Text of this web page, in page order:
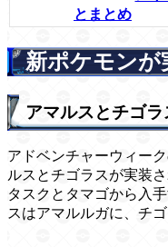
とまとめ
新ポケモンが
アマルスとチゴ
アドベンチャーウィー
ルスとチゴラスが実装
タスクとタマゴから入
スはアマルルガに、チ